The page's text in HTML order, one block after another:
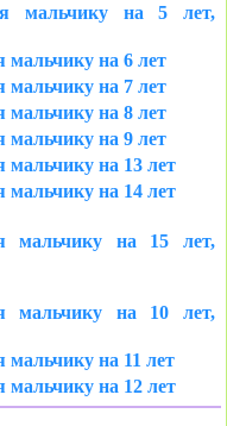
мальчику на 5 лет,
мальчику на 6 лет
мальчику на 7 лет
мальчику на 8 лет
мальчику на 9 лет
мальчику на 13 лет
мальчику на 14 лет
мальчику на 15 лет,
мальчику на 10 лет,
мальчику на 11 лет
мальчику на 12 лет